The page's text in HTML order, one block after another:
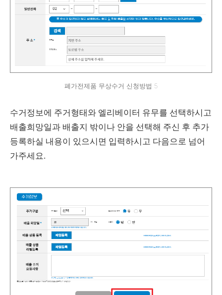
폐가전제품 무상수거 신청방법 5
수거정보에 주거형태와 엘리베이터 유무를 선택하시고
배출희망일과 배출지 밖이나 안을 선택해 주신 후 추가
등록하실 내용이 있으시면 입력하시고 다음으로 넘어
가주세요.